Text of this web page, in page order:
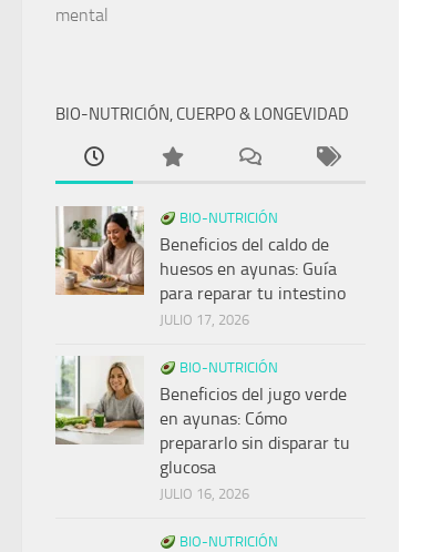
mental
BIO-NUTRICIÓN, CUERPO & LONGEVIDAD
BIO-NUTRICIÓN
Beneficios del caldo de
huesos en ayunas: Guía
para reparar tu intestino
JULIO 17, 2026
BIO-NUTRICIÓN
Beneficios del jugo verde
en ayunas: Cómo
prepararlo sin disparar tu
glucosa
JULIO 16, 2026
BIO-NUTRICIÓN